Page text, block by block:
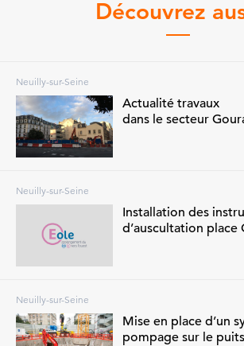
Découvrez
Neuilly-sur-Seine
Actualité travaux
dans le secteur
Neuilly-sur-Seine
Installation des
d’auscultation place
Neuilly-sur-Seine
Mise en place d’un
pompage sur le